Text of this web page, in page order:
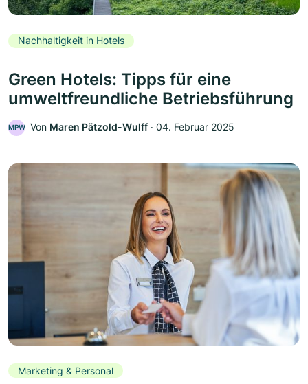
Nachhaltigkeit in Hotels
Green Hotels: Tipps für eine
umweltfreundliche Betriebsführung
MPW Von Maren Pätzold-Wulff ‧ 04. Februar 2025
Marketing & Personal